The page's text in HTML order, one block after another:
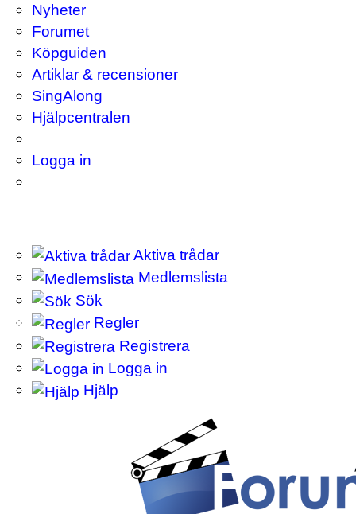
Nyheter
Forumet
Köpguiden
Artiklar & recensioner
SingAlong
Hjälpcentralen
Logga in
Aktiva trådar
Medlemslista
Sök
Regler
Registrera
Logga in
Hjälp